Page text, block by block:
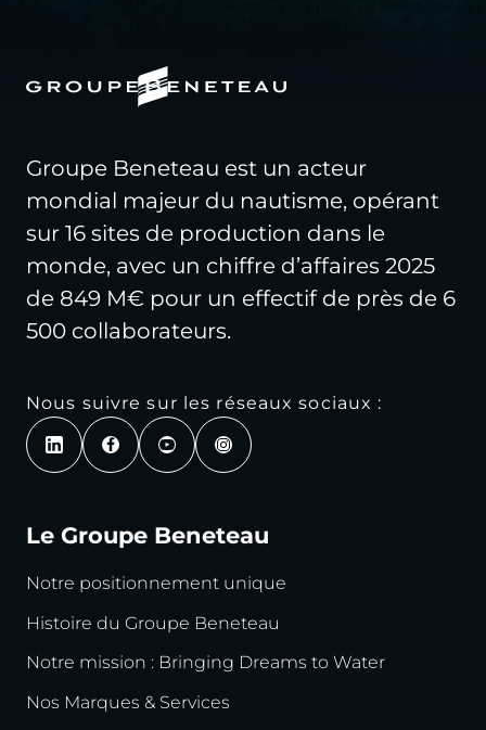
Groupe Beneteau est un acteur
mondial majeur du nautisme, opérant
sur 16 sites de production dans le
monde, avec un chiffre d’affaires 2025
de 849 M€ pour un effectif de près de 6
500 collaborateurs.
Nous suivre sur les réseaux sociaux :
Le Groupe Beneteau
Notre positionnement unique
Histoire du Groupe Beneteau
Notre mission : Bringing Dreams to Water
Nos Marques & Services